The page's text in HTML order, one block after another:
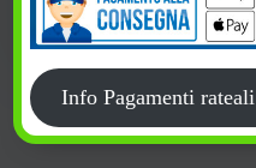
PREFERITI
Info Pagamenti rateali